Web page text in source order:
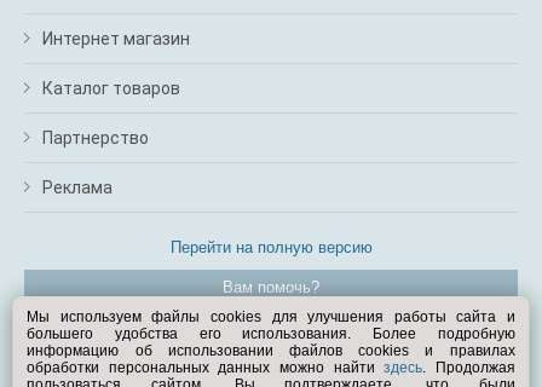
Интернет магазин
Каталог товаров
Партнерство
Реклама
Перейти на полную версию
Вам помочь?
© Exist.ru 1998—2026
Мы используем файлы cookies для улучшения работы сайта и
большего удобства его использования. Более подробную
информацию об использовании файлов cookies и правилах
обработки персональных данных можно найтиздесь. Продолжая